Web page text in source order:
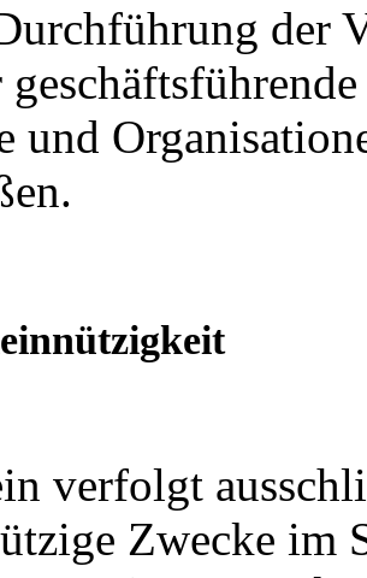
der
und
verfolgt
Zwecke im